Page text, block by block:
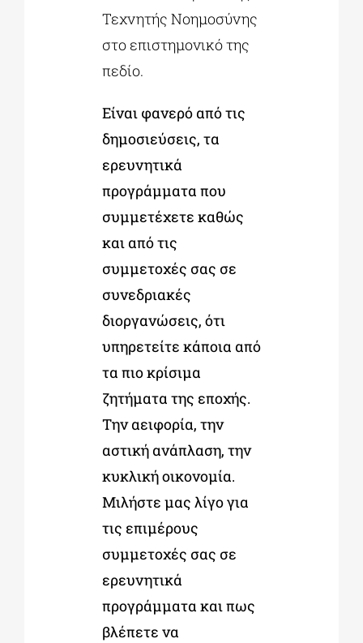
Τεχνητής Νοημοσύνης
στο επιστημονικό της
πεδίο.
Είναι φανερό από τις
δημοσιεύσεις, τα
ερευνητικά
προγράμματα που
συμμετέχετε καθώς
και από τις
συμμετοχές σας σε
συνεδριακές
διοργανώσεις, ότι
υπηρετείτε κάποια από
τα πιο κρίσιμα
ζητήματα της εποχής.
Την αειφορία, την
αστική ανάπλαση, την
κυκλική οικονομία.
Μιλήστε μας λίγο για
τις επιμέρους
συμμετοχές σας σε
ερευνητικά
προγράμματα και πως
βλέπετε να